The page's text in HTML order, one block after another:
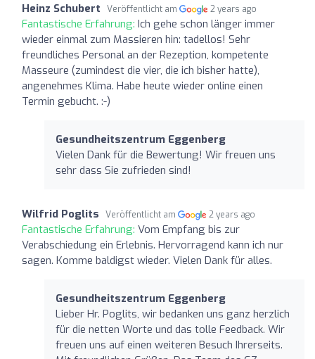
Heinz Schubert Veröffentlicht am 2 years ago
Fantastische Erfahrung: Ich gehe schon länger immer
wieder einmal zum Massieren hin: tadellos! Sehr
freundliches Personal an der Rezeption, kompetente
Masseure (zumindest die vier, die ich bisher hatte),
angenehmes Klima. Habe heute wieder online einen
Termin gebucht. :-)
Gesundheitszentrum Eggenberg
Vielen Dank für die Bewertung! Wir freuen uns
sehr dass Sie zufrieden sind!
Wilfrid Poglits Veröffentlicht am 2 years ago
Fantastische Erfahrung: Vom Empfang bis zur
Verabschiedung ein Erlebnis. Hervorragend kann ich nur
sagen. Komme baldigst wieder. Vielen Dank für alles.
Gesundheitszentrum Eggenberg
Lieber Hr. Poglits, wir bedanken uns ganz herzlich
für die netten Worte und das tolle Feedback. Wir
freuen uns auf einen weiteren Besuch Ihrerseits.